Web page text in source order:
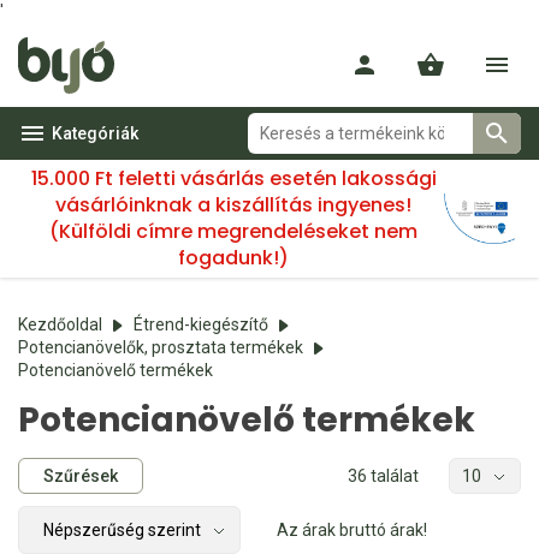
'
Kategóriák
15.000 Ft feletti vásárlás esetén lakossági
vásárlóinknak a kiszállítás ingyenes!
(Külföldi címre megrendeléseket nem
fogadunk!)
Kezdőoldal
Étrend-kiegészítő
Potencianövelők, prosztata termékek
Potencianövelő termékek
Potencianövelő termékek
Szűrések 36 találat
Az árak bruttó árak!